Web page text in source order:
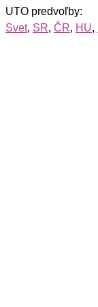
UTO predvoľby:
Svet, SR, ČR, HU,